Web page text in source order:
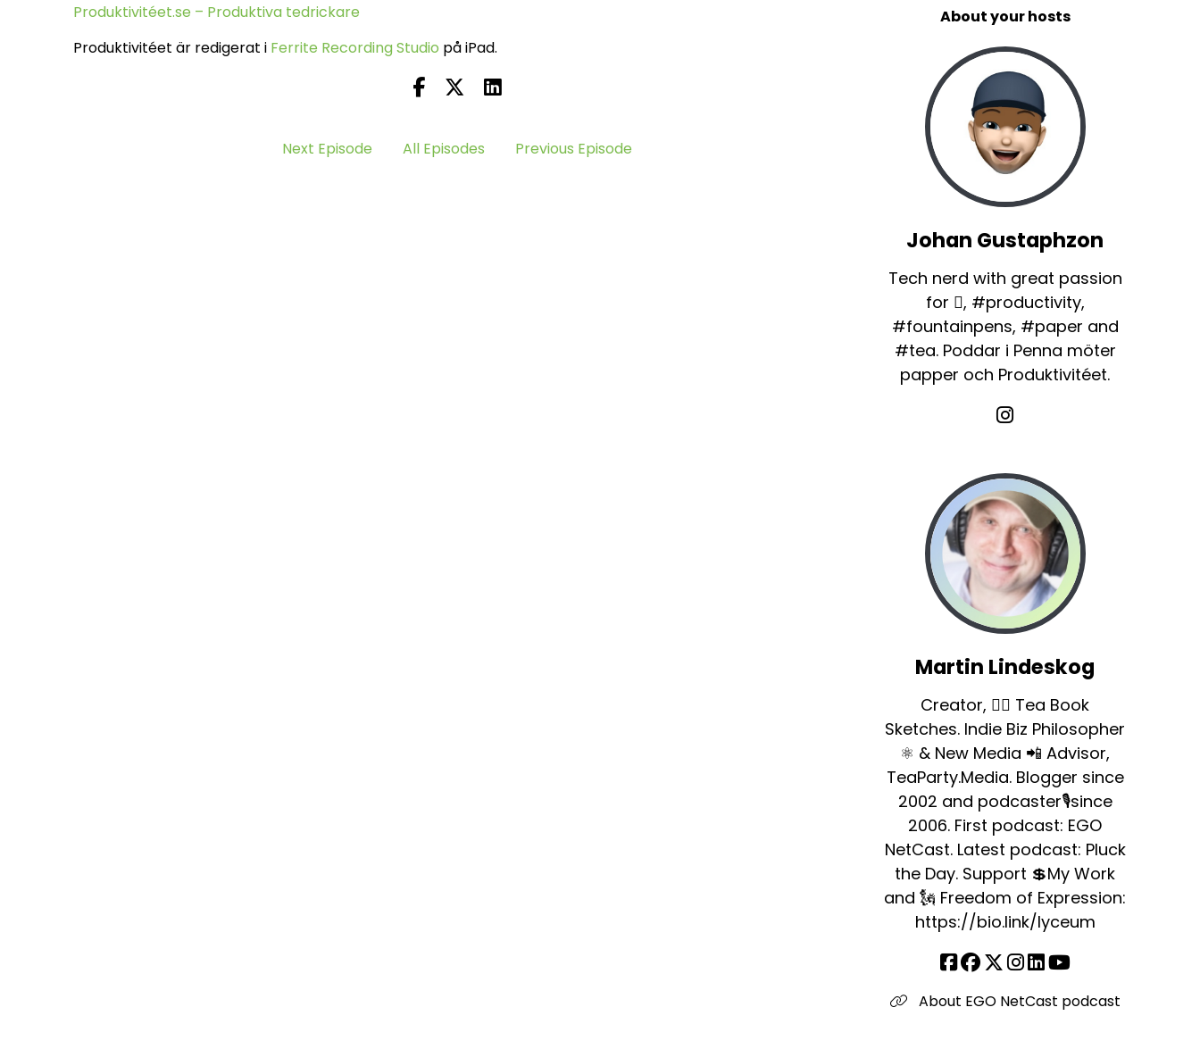
Produktivitéet.se – Produktiva tedrickare
Produktivitéet är redigerat i Ferrite Recording Studio på iPad.
Next Episode All Episodes Previous Episode
About your hosts
Johan Gustaphzon
Tech nerd with great passion
for , #productivity,
#fountainpens, #paper and
#tea. Poddar i Penna möter
papper och Produktivitéet.
Martin Lindeskog
Creator, ✍🏻 Tea Book
Sketches. Indie Biz Philosopher
⚛️ & New Media 📲 Advisor,
TeaParty.Media. Blogger since
2002 and podcaster🎙since
2006. First podcast: EGO
NetCast. Latest podcast: Pluck
the Day. Support 💲My Work
and 🗽 Freedom of Expression:
https://bio.link/lyceum
About EGO NetCast podcast